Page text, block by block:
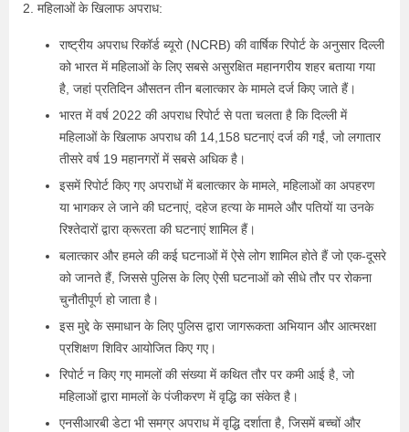
2. महिलाओं के खिलाफ अपराध:
राष्ट्रीय अपराध रिकॉर्ड ब्यूरो (NCRB) की वार्षिक रिपोर्ट के अनुसार दिल्ली
को भारत में महिलाओं के लिए सबसे असुरक्षित महानगरीय शहर बताया गया
है, जहां प्रतिदिन औसतन तीन बलात्कार के मामले दर्ज किए जाते हैं।
भारत में वर्ष 2022 की अपराध रिपोर्ट से पता चलता है कि दिल्ली में
महिलाओं के खिलाफ अपराध की 14,158 घटनाएं दर्ज की गईं, जो लगातार
तीसरे वर्ष 19 महानगरों में सबसे अधिक है।
इसमें रिपोर्ट किए गए अपराधों में बलात्कार के मामले, महिलाओं का अपहरण
या भागकर ले जाने की घटनाएं, दहेज हत्या के मामले और पतियों या उनके
रिश्तेदारों द्वारा क्रूरता की घटनाएं शामिल हैं।
बलात्कार और हमले की कई घटनाओं में ऐसे लोग शामिल होते हैं जो एक-दूसरे
को जानते हैं, जिससे पुलिस के लिए ऐसी घटनाओं को सीधे तौर पर रोकना
चुनौतीपूर्ण हो जाता है।
इस मुद्दे के समाधान के लिए पुलिस द्वारा जागरूकता अभियान और आत्मरक्षा
प्रशिक्षण शिविर आयोजित किए गए।
रिपोर्ट न किए गए मामलों की संख्या में कथित तौर पर कमी आई है, जो
महिलाओं द्वारा मामलों के पंजीकरण में वृद्धि का संकेत है।
एनसीआरबी डेटा भी समग्र अपराध में वृद्धि दर्शाता है, जिसमें बच्चों और